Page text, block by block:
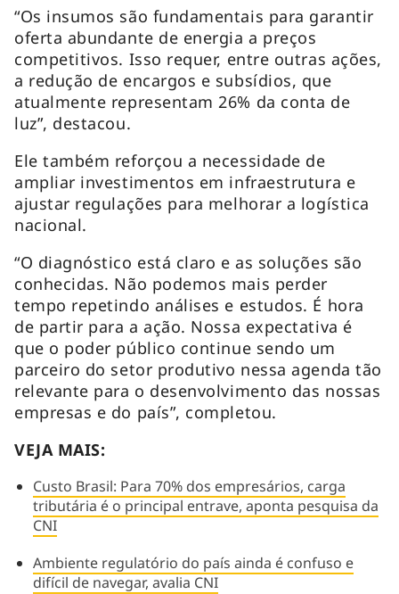
“Os insumos são fundamentais para garantir
oferta abundante de energia a preços
competitivos. Isso requer, entre outras ações,
a redução de encargos e subsídios, que
atualmente representam 26% da conta de
luz”, destacou.
Ele também reforçou a necessidade de
ampliar investimentos em infraestrutura e
ajustar regulações para melhorar a logística
nacional.
“O diagnóstico está claro e as soluções são
conhecidas. Não podemos mais perder
tempo repetindo análises e estudos. É hora
de partir para a ação. Nossa expectativa é
que o poder público continue sendo um
parceiro do setor produtivo nessa agenda tão
relevante para o desenvolvimento das nossas
empresas e do país”, completou.
VEJA MAIS:
Custo Brasil: Para 70% dos empresários, carga
tributária é o principal entrave, aponta pesquisa da
CNI
Ambiente regulatório do país ainda é confuso e
difícil de navegar, avalia CNI